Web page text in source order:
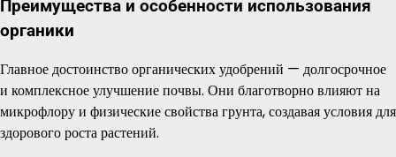
Преимущества и особенности использования
органики
Главное достоинство органических удобрений — долгосрочное
и комплексное улучшение почвы. Они благотворно влияют на
микрофлору и физические свойства грунта, создавая условия для
здорового роста растений.